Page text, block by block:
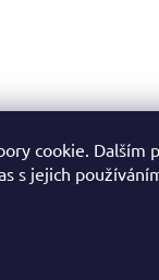
cookie. Dalším
s jejich